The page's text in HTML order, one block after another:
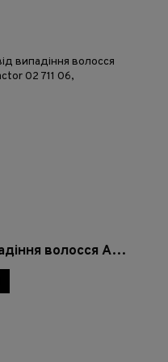
Шампунь від випадіння волосся Actyva P Factor